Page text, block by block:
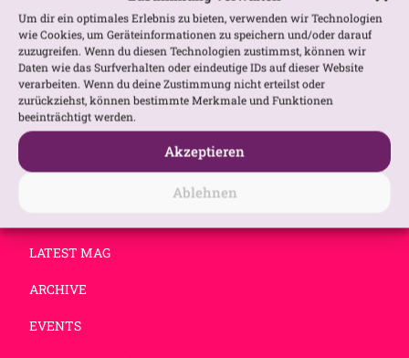
Um dir ein optimales Erlebnis zu bieten, verwenden wir Technologien
wie Cookies, um Geräteinformationen zu speichern und/oder darauf
zuzugreifen. Wenn du diesen Technologien zustimmst, können wir
Daten wie das Surfverhalten oder eindeutige IDs auf dieser Website
verarbeiten. Wenn du deine Zustimmung nicht erteilst oder
zurückziehst, können bestimmte Merkmale und Funktionen
beeinträchtigt werden.
Akzeptieren
Ablehnen
NEW
LATEST MAG
ARCHIVE
EVENTS